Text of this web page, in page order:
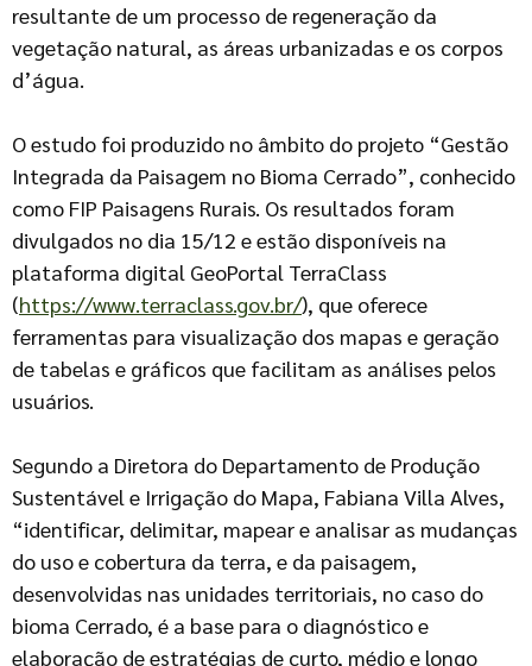
resultante de um processo de regeneração da
vegetação natural, as áreas urbanizadas e os corpos
d’água.
O estudo foi produzido no âmbito do projeto “Gestão
Integrada da Paisagem no Bioma Cerrado”, conhecido
como FIP Paisagens Rurais. Os resultados foram
divulgados no dia 15/12 e estão disponíveis na
plataforma digital GeoPortal TerraClass
(https://www.terraclass.gov.br/), que oferece
ferramentas para visualização dos mapas e geração
de tabelas e gráficos que facilitam as análises pelos
usuários.
Segundo a Diretora do Departamento de Produção
Sustentável e Irrigação do Mapa, Fabiana Villa Alves,
“identificar, delimitar, mapear e analisar as mudanças
do uso e cobertura da terra, e da paisagem,
desenvolvidas nas unidades territoriais, no caso do
bioma Cerrado, é a base para o diagnóstico e
elaboração de estratégias de curto, médio e longo